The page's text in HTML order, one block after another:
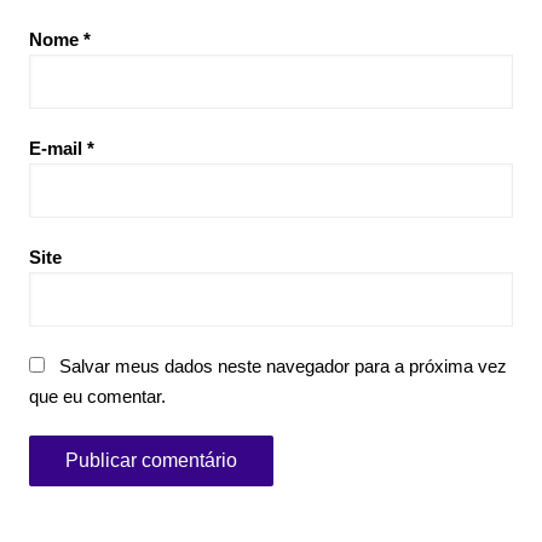
Nome *
E-mail *
Site
Salvar meus dados neste navegador para a próxima vez
que eu comentar.